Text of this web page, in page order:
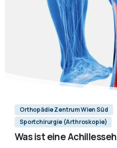
Orthopädie Zentrum Wien Süd
Sportchirurgie (Arthroskopie)
Was ist eine